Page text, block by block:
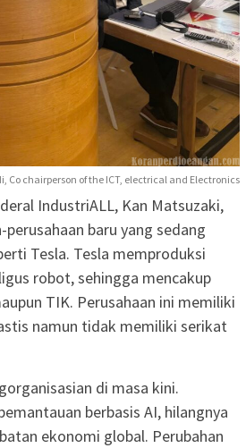
Co chairperson of the ICT, electrical and Electronics
IndustriALL, Kan Matsuzaki,
baru yang sedang
Tesla. Tesla memproduksi
robot, sehingga mencakup
TIK. Perusahaan ini memiliki
namun tidak memiliki serikat
di masa kini.
berbasis AI, hilangnya
ekonomi global. Perubahan